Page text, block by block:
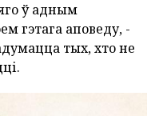
ў адным
гэтага аповеду, -
тых, хто не